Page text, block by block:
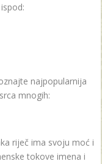
najpopularnija
mnogih:
riječ ima svoju moć i
tokove imena i